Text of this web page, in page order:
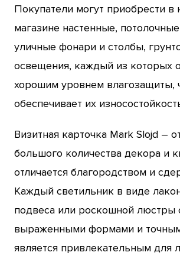
Покупатели могут приобрести в
магазине настенные,
уличные фонари и столбы,
освещения, каждый из которых
хорошим уровнем влагозащиты,
обеспечивает их
Визитная карточка Mark Slojd –
большого количества декора и
отличается благородством и
Каждый светильник в виде
подвеса или роскошной люстры
выраженными формами и
является привлекательным для